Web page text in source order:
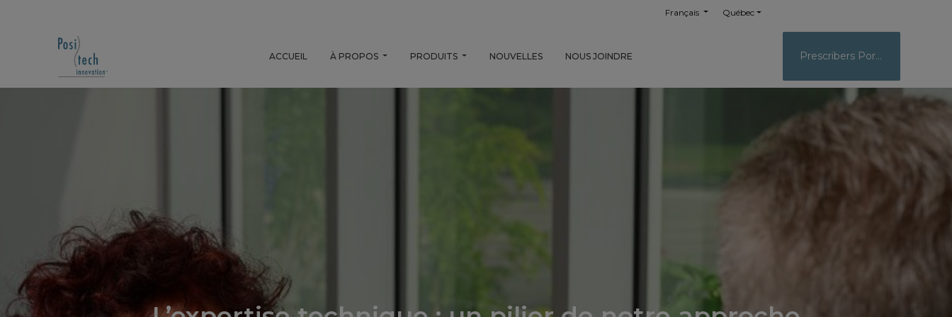
Français Québec
ACCUEIL À PROPOS PRODUITS NOUVELLES NOUS JOINDRE Prescribers Portal